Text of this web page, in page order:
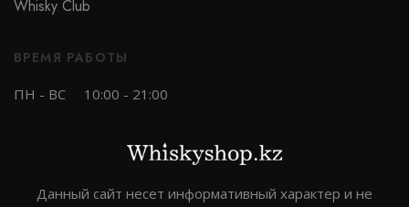
Whisky Club
ВРЕМЯ РАБОТЫ
ПН - ВС
10:00 - 21:00
Данный сайт несет информативный характер и не
Johnnie walker